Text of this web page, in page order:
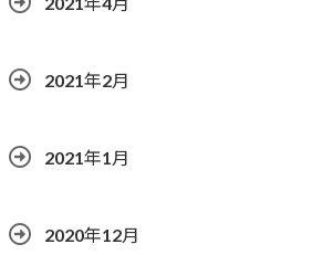
2021年2月
2021年1月
2020年12月